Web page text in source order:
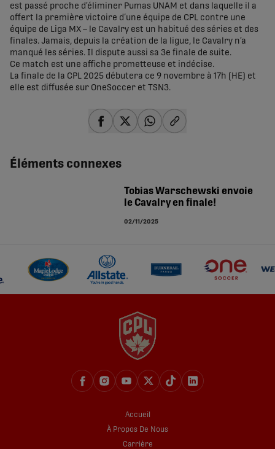
est passé proche d’éliminer Pumas UNAM et dans laquelle il a
offert la première victoire d‘une équipe de CPL contre une
équipe de Liga MX – le Cavalry est un habitué des séries et des
finales. Jamais, depuis la création de la ligue, le Cavalry n’a
manqué les séries. Il dispute aussi sa 3e finale de suite.
Ce match est une affiche prometteuse et indécise.
La finale de la CPL 2025 débutera ce 9 novembre à 17h (HE) et
elle est diffusée sur OneSoccer et TSN3.
Éléments connexes
Tobias Warschewski envoie
le Cavalry en finale!
02/11/2025
Accueil
À Propos De Nous
Carrière